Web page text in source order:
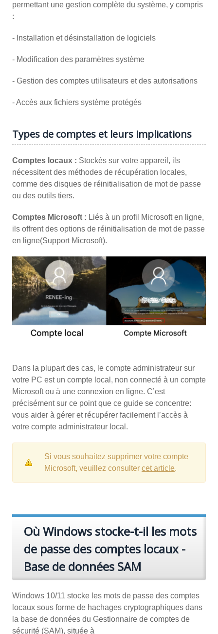
permettant une gestion complète du système, y compris
:
- Installation et désinstallation de logiciels
- Modification des paramètres système
- Gestion des comptes utilisateurs et des autorisations
- Accès aux fichiers système protégés
Types de comptes et leurs implications
Comptes locaux : Stockés sur votre appareil, ils
nécessitent des méthodes de récupération locales,
comme des disques de réinitialisation de mot de passe
ou des outils tiers.
Comptes Microsoft : Liés à un profil Microsoft en ligne,
ils offrent des options de réinitialisation de mot de passe
en ligne(Support Microsoft).
Dans la plupart des cas, le compte administrateur sur
votre PC est un compte local, non connecté à un compte
Microsoft ou à une connexion en ligne. C’est
précisément sur ce point que ce guide se concentre:
vous aider à gérer et récupérer facilement l’accès à
votre compte administrateur local.
Si vous souhaitez supprimer votre compte
Microsoft, veuillez consulter cet article.
Où Windows stocke-t-il les mots
de passe des comptes locaux -
Base de données SAM
Windows 10/11 stocke les mots de passe des comptes
locaux sous forme de hachages cryptographiques dans
la base de données du Gestionnaire de comptes de
sécurité (SAM), située à